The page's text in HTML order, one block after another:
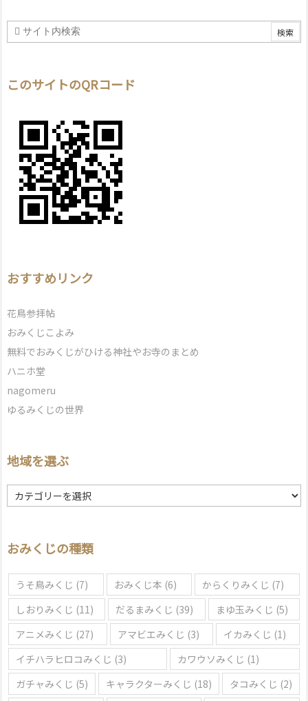
このサイトのQRコード
おすすめリンク
花鳥参拝帖
おみくじこよみ
無料でおみくじがひける神社やお寺のまとめ
ハニホ堂
nagomeru
ゆるみくじの世界
地域を選ぶ
地
域
ぶ
おみくじの種類
うそ鳥みくじ (7) おみくじ本 (6) からくりみくじ (7)
しおりみくじ (11) だるまみくじ (39) まゆ玉みくじ (5)
アニメみくじ (27) アマビエみくじ (3) イカみくじ (1)
イチハラヒロコみくじ (3) カワウソみくじ (1)
ガチャみくじ (5) キャラクターみくじ (18) タコみくじ (2)